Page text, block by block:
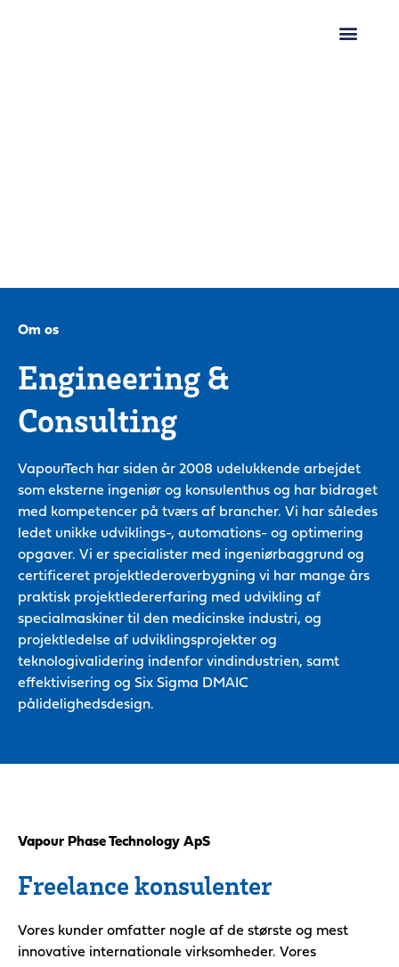
Om os
Engineering &
Consulting
VapourTech har siden år 2008 udelukkende arbejdet
som eksterne ingeniør og konsulenthus og har bidraget
med kompetencer på tværs af brancher. Vi har således
ledet unikke udviklings-, automations- og optimering
opgaver. Vi er specialister med ingeniørbaggrund og
certificeret projektlederoverbygning vi har mange års
praktisk projektledererfaring med udvikling af
specialmaskiner til den medicinske industri, og
projektledelse af udviklingsprojekter og
teknologivalidering indenfor vindindustrien, samt
effektivisering og Six Sigma DMAIC
pålidelighedsdesign.
Vapour Phase Technology ApS
Freelance konsulenter
Vores kunder omfatter nogle af de største og mest
innovative internationale virksomheder. Vores